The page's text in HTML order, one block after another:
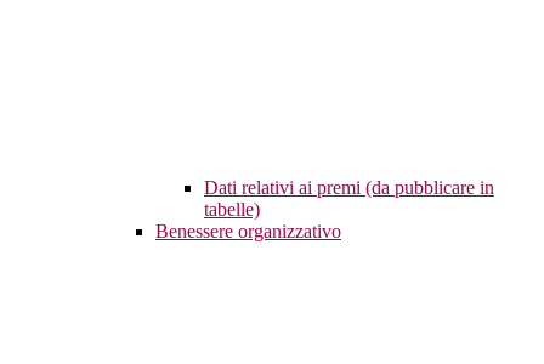
Dati relativi ai premi (da pubblicare in
tabelle)
Benessere organizzativo